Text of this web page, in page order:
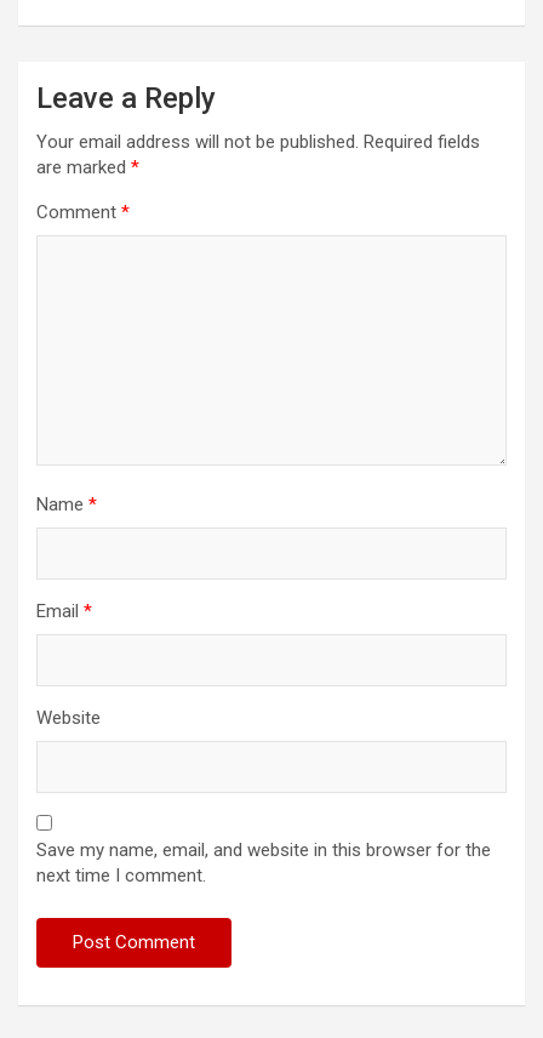
Leave a Reply
Your email address will not be published. Required fields
are marked *
Comment *
Name *
Email *
Website
Save my name, email, and website in this browser for the
next time I comment.